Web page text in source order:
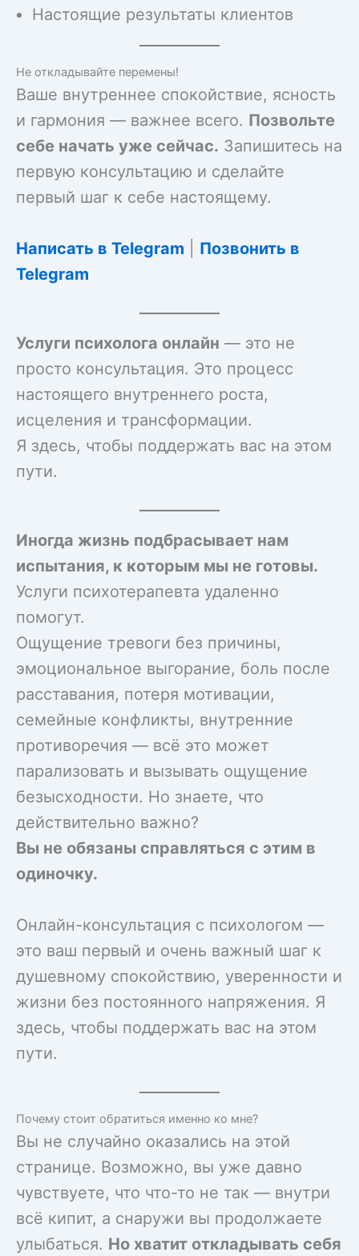
Настоящие результаты клиентов
Не откладывайте перемены!
Ваше внутреннее спокойствие, ясность
и гармония — важнее всего. Позвольте
себе начать уже сейчас. Запишитесь на
первую консультацию и сделайте
первый шаг к себе настоящему.
Написать в Telegram
Позвонить в
Telegram
Услуги психолога онлайн — это не
просто консультация. Это процесс
настоящего внутреннего роста,
исцеления и трансформации.
Я здесь, чтобы поддержать вас на этом
пути.
Иногда жизнь подбрасывает нам
испытания, к которым мы не готовы.
Услуги психотерапевта удаленно
помогут.
Ощущение тревоги без причины,
эмоциональное выгорание, боль после
расставания, потеря мотивации,
семейные конфликты, внутренние
противоречия — всё это может
парализовать и вызывать ощущение
безысходности. Но знаете, что
действительно важно?
Вы не обязаны справляться с этим в
одиночку.
Онлайн-консультация с психологом —
это ваш первый и очень важный шаг к
душевному спокойствию, уверенности и
жизни без постоянного напряжения. Я
здесь, чтобы поддержать вас на этом
пути.
Почему стоит обратиться именно ко мне?
Вы не случайно оказались на этой
странице. Возможно, вы уже давно
чувствуете, что что-то не так — внутри
всё кипит, а снаружи вы продолжаете
улыбаться. Но хватит откладывать себя